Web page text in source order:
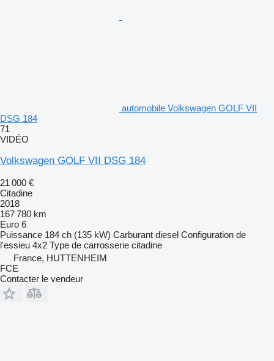
automobile Volkswagen GOLF VII
DSG 184
71
VIDÉO
Volkswagen GOLF VII DSG 184
21 000 €
Citadine
2018
167 780 km
Euro 6
Puissance 184 ch (135 kW) Carburant diesel Configuration de
l'essieu 4x2 Type de carrosserie citadine
France, HUTTENHEIM
FCE
Contacter le vendeur